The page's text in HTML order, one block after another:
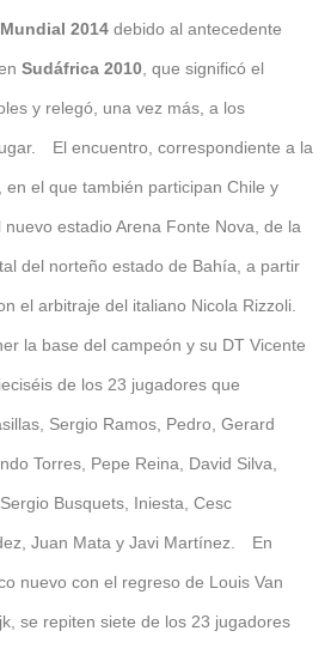
Mundial 2014 debido al antecedente
Sudáfrica 2010 , que significó el
y relegó, una vez más, a los
El encuentro, correspondiente a la
en el que también participan Chile y
estadio Arena Fonte Nova, de la
del norteño estado de Bahía, a partir
el arbitraje del italiano Nicola Rizzoli.
la base del campeón y su DT Vicente
de los 23 jugadores que
Sergio Ramos, Pedro, Gerard
Torres, Pepe Reina, David Silva,
Busquets, Iniesta, Cesc
Juan Mata y Javi Martínez. En
nuevo con el regreso de Louis Van
se repiten siete de los 23 jugadores